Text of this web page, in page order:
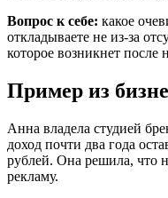
Вопрос к себе: какое
откладываете не из-за
которое возникнет после
Пример из
Анна владела студией
доход почти два года
рублей. Она решила, что
рекламу.